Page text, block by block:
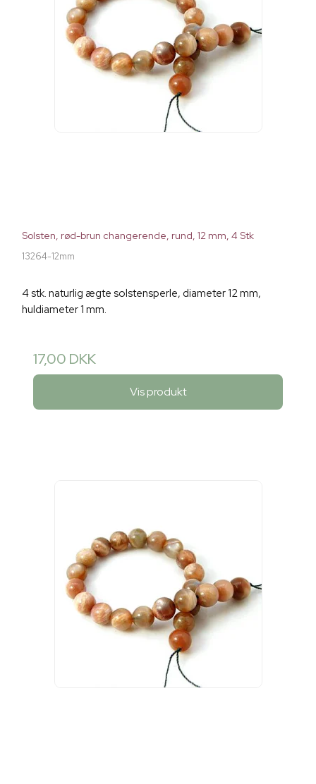
Solsten, rød-brun changerende, rund, 12 mm, 4 Stk
13264-12mm
4 stk. naturlig ægte solstensperle, diameter 12 mm,
huldiameter 1 mm.
17,00 DKK
Vis produkt